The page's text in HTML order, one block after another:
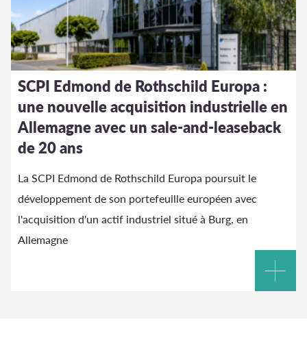
SCPI Edmond de Rothschild Europa :
une nouvelle acquisition industrielle en
Allemagne avec un sale-and-leaseback
de 20 ans
La SCPI Edmond de Rothschild Europa poursuit le
développement de son portefeuille européen avec
l'acquisition d'un actif industriel situé à Burg, en
Allemagne